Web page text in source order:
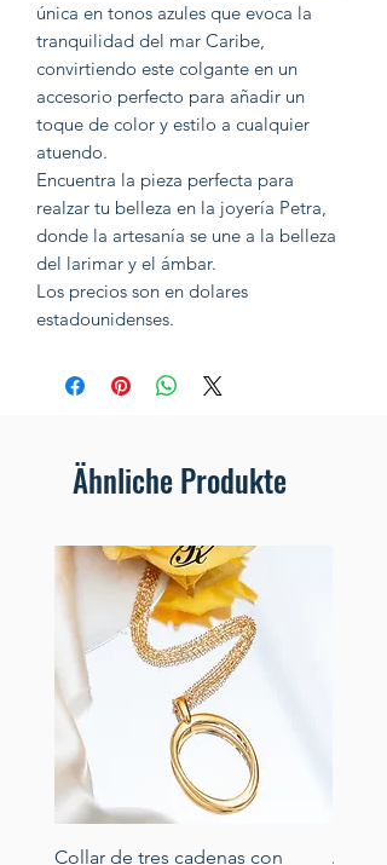
única en tonos azules que evoca la
tranquilidad del mar Caribe,
convirtiendo este colgante en un
accesorio perfecto para añadir un
toque de color y estilo a cualquier
atuendo.
Encuentra la pieza perfecta para
realzar tu belleza en la joyería Petra,
donde la artesanía se une a la belleza
del larimar y el ámbar.
Los precios son en dolares
estadounidenses.
Ähnliche Produkte
Collar de tres cadenas con